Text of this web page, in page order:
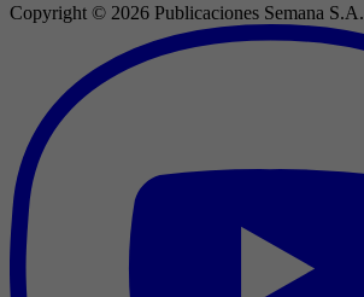
Copyright © 2026 Publicaciones Semana S.A.